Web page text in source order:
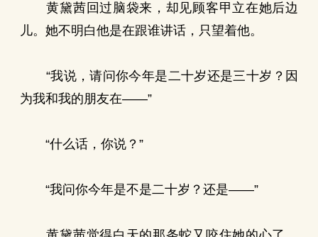
黄黛茜回过脑袋来，却见顾客甲立在她后边
儿。她不明白他是在跟谁讲话，只望着他。
“我说，请问你今年是二十岁还是三十岁？因
为我和我的朋友在——”
“什么话，你说？”
“我问你今年是不是二十岁？还是——”